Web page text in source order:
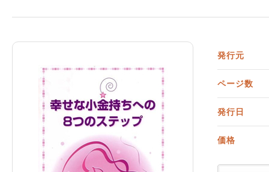
発行元
ページ数
発行日
価格